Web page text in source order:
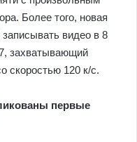
Более того, новая
видео в 8
захватывающий
скоростью 120 к/с.
первые